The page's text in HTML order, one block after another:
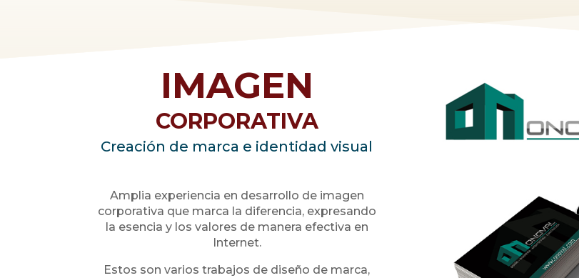
IMAGEN
CORPORATIVA
Creación de marca e identidad visual
Amplia experiencia en desarrollo de imagen
corporativa que marca la diferencia, expresando
la esencia y los valores de manera efectiva en
Internet.
Estos son varios trabajos de diseño de marca,